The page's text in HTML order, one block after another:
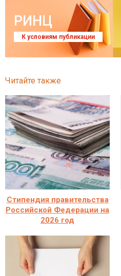
РИНЦ
К условиям публикации
Читайте также
Стипендия правительства
Российской Федерации на
2026 год